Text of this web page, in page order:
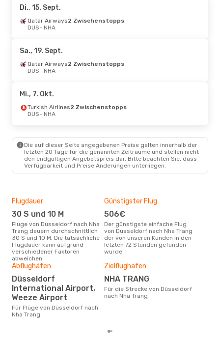
Mo., 17. Aug.- Mo., 24. Aug.
Vietnam Airlines
NHA- DUS
Di., 15. Sept.
Qatar Airways2 Zwischenstopps
DUS- NHA
Sa., 19. Sept.
Qatar Airways2 Zwischenstopps
DUS- NHA
Mi., 7. Okt.
Turkish Airlines2 Zwischenstopps
DUS- NHA
Die auf dieser Seite angegebenen Preise galten innerhalb der
letzten 20 Tage für die genannten Zeiträume und stellen nicht
den endgültigen Angebotspreis dar. Bitte beachten Sie, dass
Verfügbarkeit und Preise Änderungen unterliegen.
Flugdauer
30 S und 10 M
Flüge von Düsseldorf nach Nha
Trang dauern durchschnittlich
30 S und 10 M. Die tatsächliche
Flugdauer kann aufgrund
verschiedener Faktoren
abweichen.
Günstigster Flug
506€
Der günstigste einfache Flug
von Düsseldorf nach Nha Trang
der von unseren Kunden in den
letzten 72 Stunden gefunden
wurde
Abflughäfen
Düsseldorf
International Airport,
Weeze Airport
Für Flüge von Düsseldorf nach
Nha Trang
Zielflughafen
NHA TRANG
Für die Strecke von Düsseldorf
nach Nha Trang